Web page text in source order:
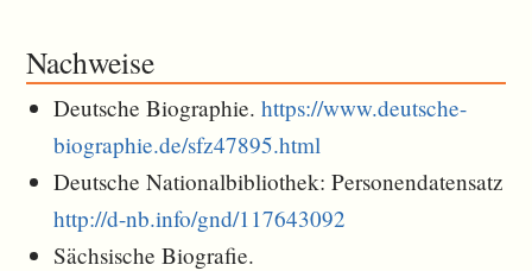
Nachweise
Deutsche Biographie.https://www.deutsche-
biographie.de/sfz47895.html
Deutsche Nationalbibliothek: Personendatensatz
http://d-nb.info/gnd/117643092
Sächsische Biografie.